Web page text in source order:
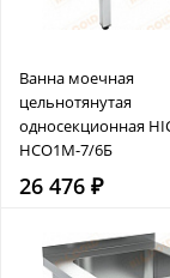
Ванна моечная
цельнотянутая
односекционная
НСО1М-7/6Б
26 476 ₽